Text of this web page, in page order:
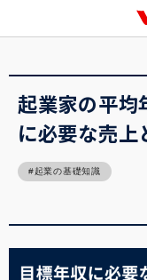
バーチャルオフィス
に必要な売上と成功のポイント
起業家の平均
に必要な売上
起業の基礎知識